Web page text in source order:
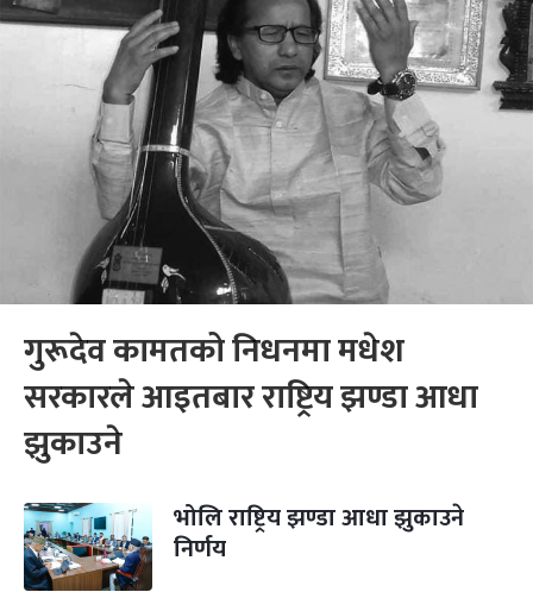
गुरूदेव कामतको निधनमा मधेश
सरकारले आइतबार राष्ट्रिय झण्डा आधा
झुकाउने
भोलि राष्ट्रिय झण्डा आधा झुकाउने
निर्णय